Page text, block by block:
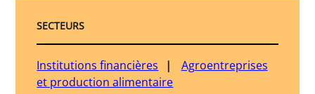
SECTEURS
Institutions financières
Agroentreprises
et production alimentaire